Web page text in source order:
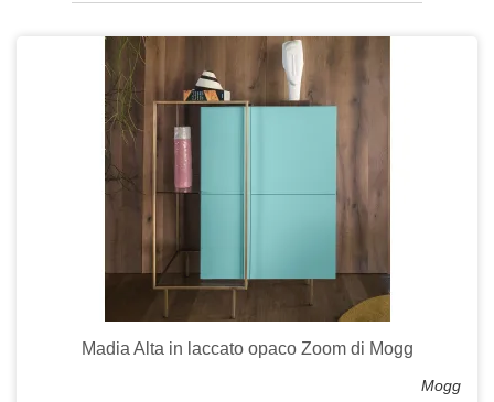
Madia Alta in laccato opaco Zoom di Mogg
Mogg